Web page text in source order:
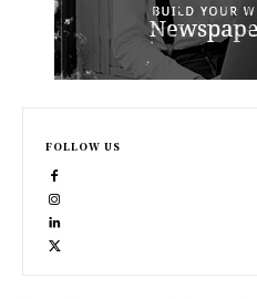
FOLLOW US